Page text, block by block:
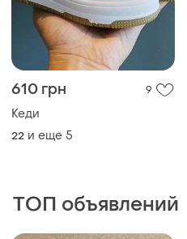
610 грн 9
Кеди
22 и еще 5
ТОП объявлений